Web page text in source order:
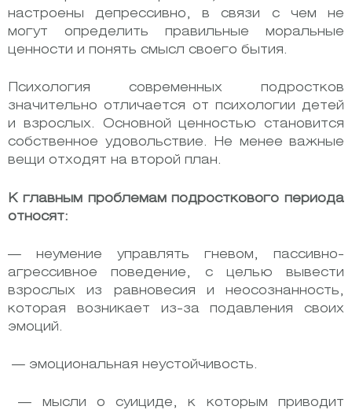
настроены депрессивно, в связи с чем не
могут определить правильные моральные
ценности и понять смысл своего бытия.
Психология современных подростков
значительно отличается от психологии детей
и взрослых. Основной ценностью становится
собственное удовольствие. Не менее важные
вещи отходят на второй план.
К главным проблемам подросткового периода
относят:
— неумение управлять гневом, пассивно-
агрессивное поведение, с целью вывести
взрослых из равновесия и неосознанность,
которая возникает из-за подавления своих
эмоций.
— эмоциональная неустойчивость.
— мысли о суициде, к которым приводит